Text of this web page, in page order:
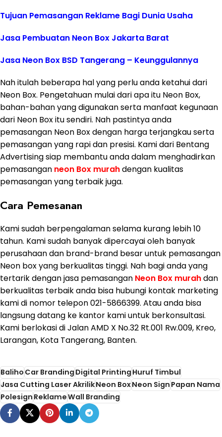
Tujuan Pemasangan Reklame Bagi Dunia Usaha
Jasa Pembuatan Neon Box Jakarta Barat
Jasa Neon Box BSD Tangerang – Keunggulannya
Nah itulah beberapa hal yang perlu anda ketahui dari
Neon Box. Pengetahuan mulai dari apa itu Neon Box,
bahan-bahan yang digunakan serta manfaat kegunaan
dari Neon Box itu sendiri. Nah pastintya anda
pemasangan Neon Box dengan harga terjangkau serta
pemasangan yang rapi dan presisi. Kami dari Bentang
Advertising siap membantu anda dalam menghadirkan
pemasangan neon Box murahdengan kualitas
pemasangan yang terbaik juga.
Cara Pemesanan
Kami sudah berpengalaman selama kurang lebih 10
tahun. Kami sudah banyak dipercayai oleh banyak
perusahaan dan brand-brand besar untuk pemasangan
Neon box yang berkualitas tinggi. Nah bagi anda yang
tertarik dengan jasa pemasangan Neon Box murahdan
berkualitas terbaik anda bisa hubungi kontak marketing
kami di nomor telepon 021-5866399. Atau anda bisa
langsung datang ke kantor kami untuk berkonsultasi.
Kami berlokasi di Jalan AMD X No.32 Rt.001 Rw.009, Kreo,
Larangan, Kota Tangerang, Banten.
BalihoCar BrandingDigital PrintingHuruf Timbul
Jasa Cutting Laser AkrilikNeon BoxNeon SignPapan Nama
PolesignReklameWall Branding